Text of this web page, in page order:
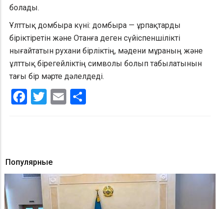
болады.
Ұлттық домбыра күні: домбыра — ұрпақтарды
біріктіретін және Отанға деген сүйіспеншілікті
нығайтатын рухани бірліктің, мәдени мұраның және
ұлттық бірегейліктің символы болып табылатынын
тағы бір мәрте дәлелдеді.
Facebook
Twitter
Email
Популярные